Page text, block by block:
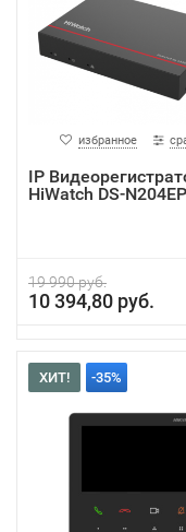
избранное
IP
HiWatch DS-
19 990 руб.
10 394,80 руб.
ХИТ! -35%